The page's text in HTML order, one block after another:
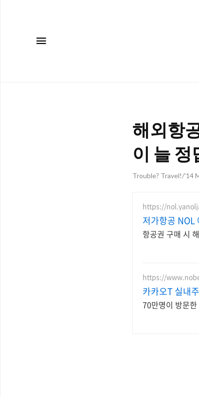
해외항
이 늘 정
Trouble? Travel!/'14
https://
저가항공 NOL
항공권 구매 시
https://
카카오T 실내
70만명이 방문